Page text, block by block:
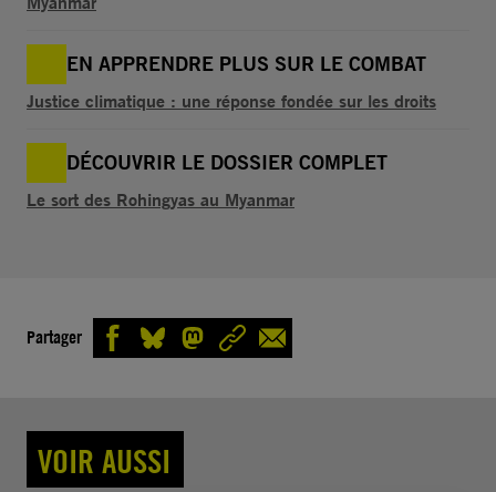
EN APPRENDRE PLUS SUR LE COMBAT
Justice climatique : une réponse fondée sur les droits
DÉCOUVRIR LE DOSSIER COMPLET
Le sort des Rohingyas au Myanmar
Partager
VOIR AUSSI